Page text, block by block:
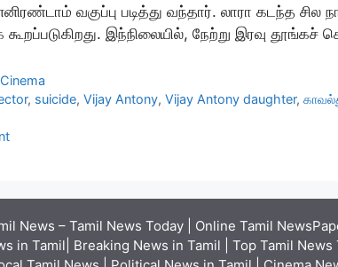
வகுப்பு படித்து வந்தார். லாரா கடந்த
இந்நிலையில், நேற்று இரவு தூங்கச்
Cinema
, suicide,Vijay Antony,Vijay Antony daughter,
News – Tamil News Today | Online Tamil
in Tamil| Breaking News in Tamil | Top Tamil